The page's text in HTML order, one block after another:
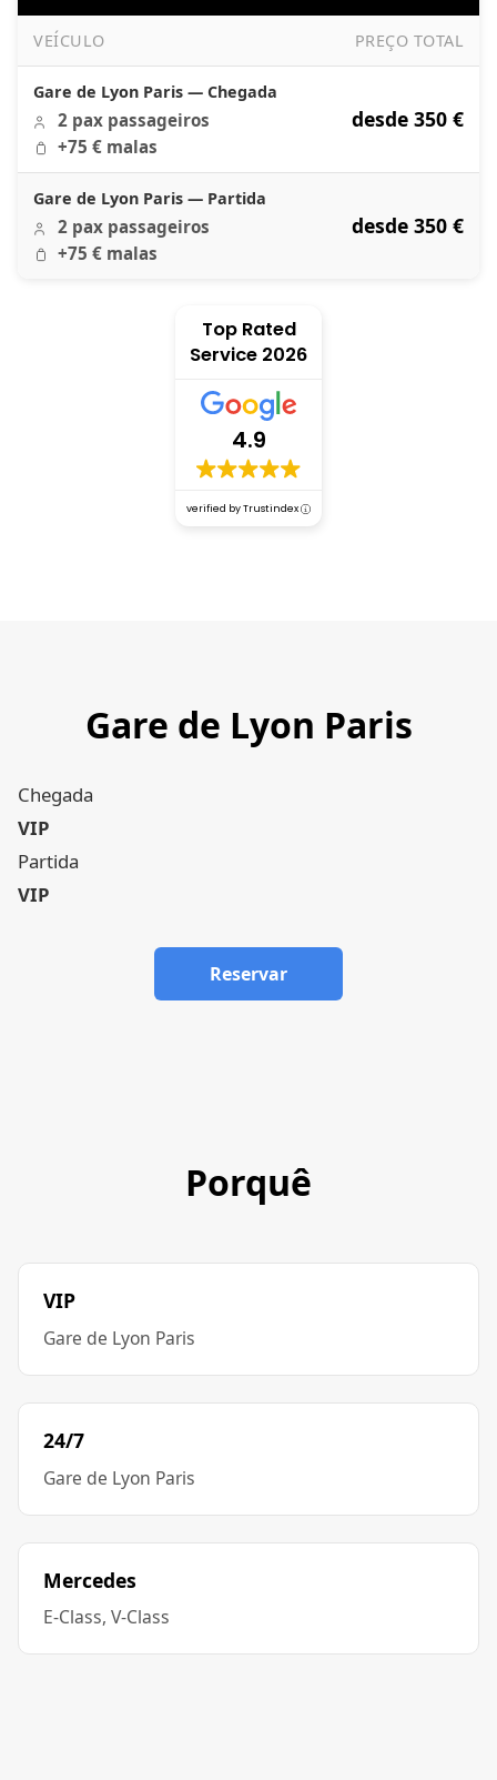
VEÍCULO PREÇO TOTAL
Gare de Lyon Paris — Chegada
2 pax passageiros
+75 € malas
desde 350 €
Gare de Lyon Paris — Partida
2 pax passageiros
+75 € malas
desde 350 €
Top Rated
Service 2026
4.9
verified by Trustindex
Gare de Lyon Paris
Chegada
VIP
Partida
VIP
Reservar
Porquê
VIP
Gare de Lyon Paris
24/7
Gare de Lyon Paris
Mercedes
E-Class, V-Class